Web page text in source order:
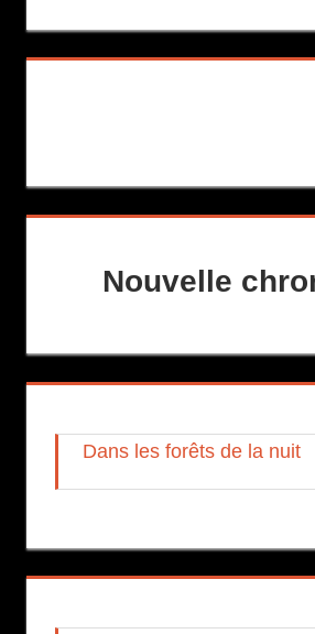
Nouvelle
Dans les forêts de la nuit